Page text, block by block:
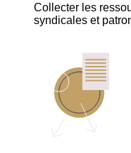
Collecter les
syndicales et